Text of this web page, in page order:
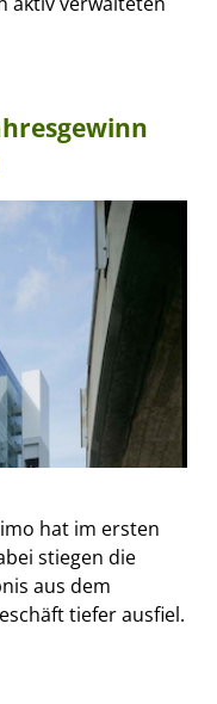
hat im ersten
stiegen die
aus dem
tiefer ausfiel.